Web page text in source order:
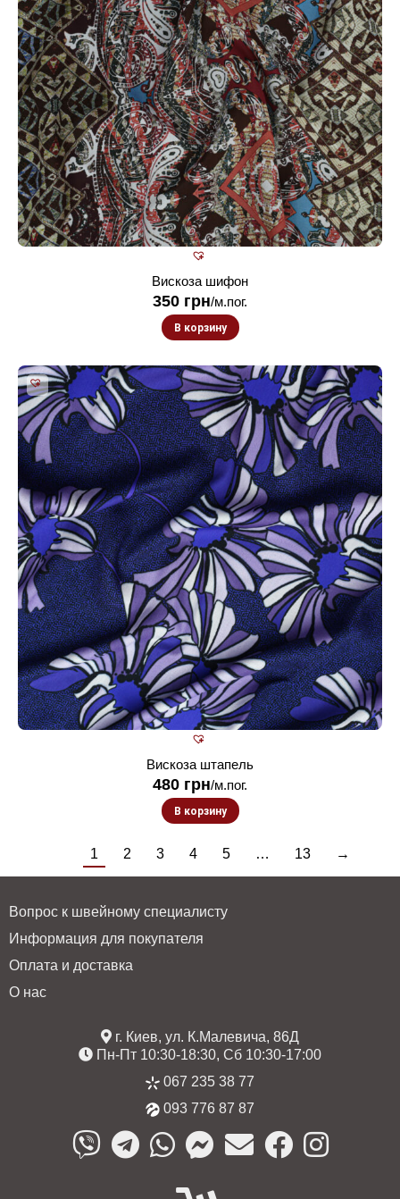
Вискоза шифон
350 грн/м.пог.
В корзину
Вискоза штапель
480 грн/м.пог.
В корзину
1 2 3 4 5 … 13 →
Вопрос к швейному специалисту
Информация для покупателя
Оплата и доставка
О нас
г. Киев, ул. К.Малевича, 86Д
Пн-Пт 10:30-18:30, Сб 10:30-17:00
067 235 38 77
093 776 87 87